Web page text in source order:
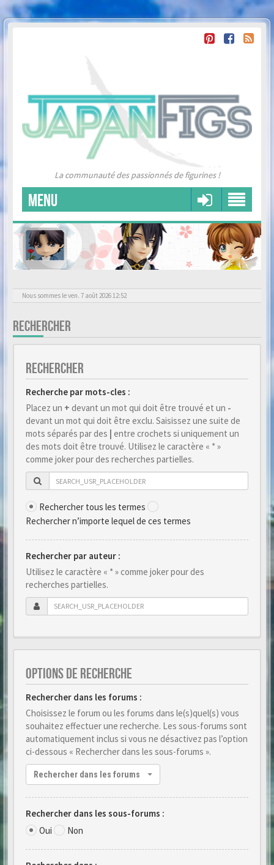
La communauté des passionnés de figurines !
MENU
Nous sommes le ven. 7 août 2026 12:52
RECHERCHER
RECHERCHER
Recherche par mots-cles :
Placez un + devant un mot qui doit être trouvé et un -
devant un mot qui doit être exclu. Saisissez une suite de
mots séparés par des | entre crochets si uniquement un
des mots doit être trouvé. Utilisez le caractère « * »
comme joker pour des recherches partielles.
Rechercher tous les termes
Rechercher n’importe lequel de ces termes
Rechercher par auteur :
Utilisez le caractère « * » comme joker pour des
recherches partielles.
OPTIONS DE RECHERCHE
Rechercher dans les forums :
Choisissez le forum ou les forums dans le(s)quel(s) vous
souhaitez effectuer une recherche. Les sous-forums sont
automatiquement inclus si vous ne désactivez pas l’option
ci-dessous « Rechercher dans les sous-forums ».
Rechercher dans les forums
Rechercher dans les sous-forums :
Oui
Non